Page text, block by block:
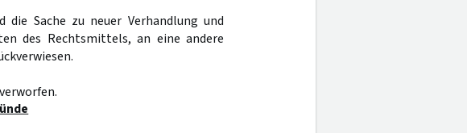
Sache zu neuer Verhandlung und
des Rechtsmittels, an eine andere